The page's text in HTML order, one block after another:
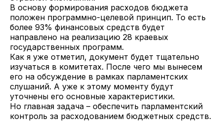
В основу формирования расходов бюджета
положен программно-целевой принцип. То есть
более 93% финансовых средств будет
направлено на реализацию 28 краевых
государственных программ.
Как я уже отметил, документ будет тщательно
изучаться в комитетах. После чего мы вынесем
его на обсуждение в рамках парламентских
слушаний. А уже к этому моменту будут
уточнены его основные характеристики.
Но главная задача – обеспечить парламентский
контроль за расходованием бюджетных средств.